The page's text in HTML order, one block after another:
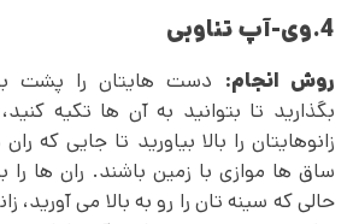
4.وی-آپ تناوبی
روش انجام: دست هایتان را پشت
بگذارید تا بتوانید به آن ها تکیه
زانوهایتان را بالا بیاورید تا جایی که
ساق ها موازی با زمین باشند. ران ها را
حالی که سینه تان را رو به بالا می آورید،